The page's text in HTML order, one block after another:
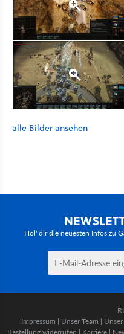
alle Bilder ansehen
Hol' dir die neuesten Infos zu
Impressum | Unser Team |
Bestellung widerrufen | Karriere |